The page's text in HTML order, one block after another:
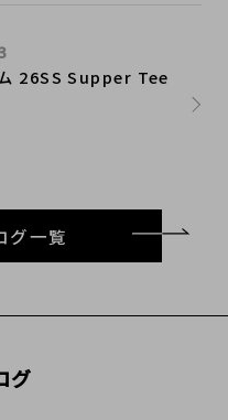
26SS Supper Tee
グ一覧
グ